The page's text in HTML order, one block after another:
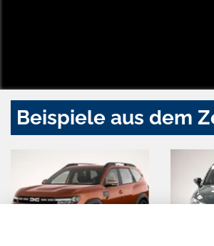
Beispiele aus dem